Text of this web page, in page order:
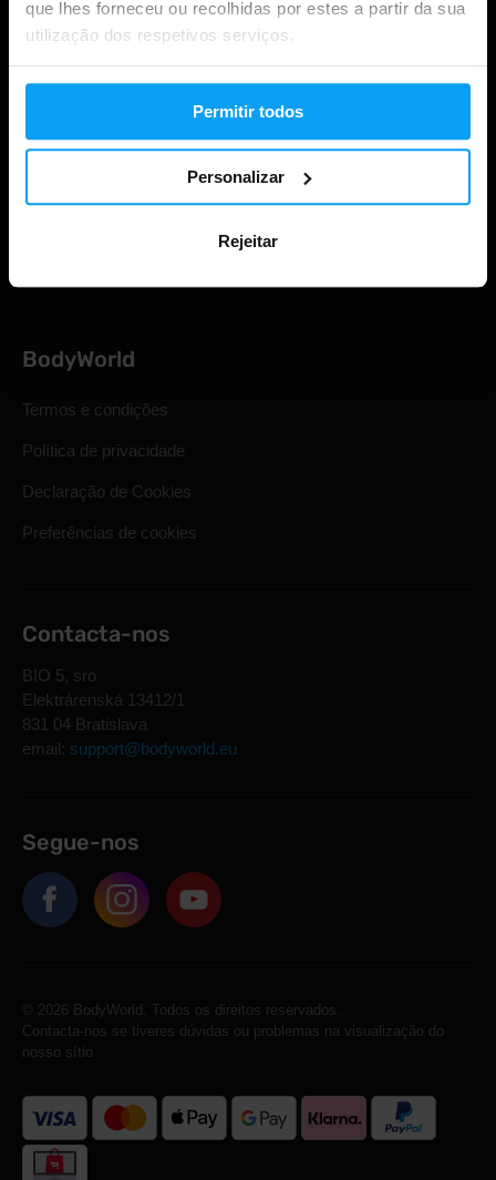
que lhes forneceu ou recolhidas por estes a partir da sua
utilização dos respetivos serviços.
Permitir todos
Personalizar
Rejeitar
Cartões de oferta
BodyWorld
Termos e condições
Política de privacidade
Declaração de Cookies
Preferências de cookies
Contacta-nos
BIO 5, sro
Elektrárenská 13412/1
831 04 Bratislava
email: support@bodyworld.eu
Segue-nos
© 2026 BodyWorld. Todos os direitos reservados.
Contacta-nos se tiveres dúvidas ou problemas na visualização do
nosso sítio